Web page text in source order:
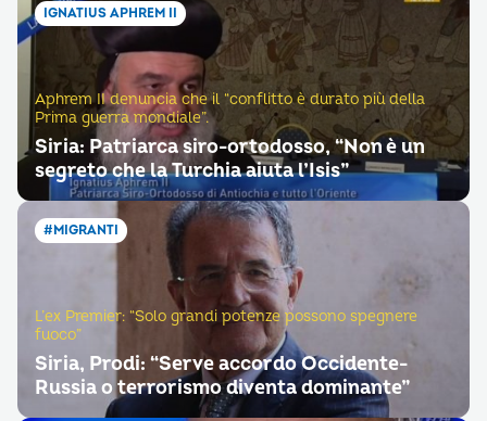
IGNATIUS APHREM II
Aphrem II denuncia che il “conflitto è durato più della
Prima guerra mondiale”.
Siria: Patriarca siro-ortodosso, “Non è un
segreto che la Turchia aiuta l’Isis”
#MIGRANTI
L’ex Premier: “Solo grandi potenze possono spegnere
fuoco”
Siria, Prodi: “Serve accordo Occidente-
Russia o terrorismo diventa dominante”